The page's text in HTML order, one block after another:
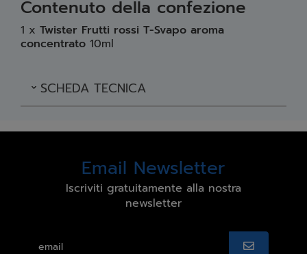
Contenuto della confezione
1 x Twister Frutti rossi T-Svapo aroma
concentrato 10ml
SCHEDA TECNICA
Email Newsletter
Iscriviti gratuitamente alla nostra
newsletter